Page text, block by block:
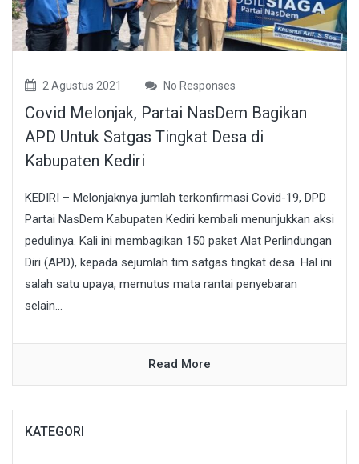
2 Agustus 2021 No Responses
Covid Melonjak, Partai NasDem Bagikan
APD Untuk Satgas Tingkat Desa di
Kabupaten Kediri
KEDIRI – Melonjaknya jumlah terkonfirmasi Covid-19, DPD
Partai NasDem Kabupaten Kediri kembali menunjukkan aksi
pedulinya. Kali ini membagikan 150 paket Alat Perlindungan
Diri (APD), kepada sejumlah tim satgas tingkat desa. Hal ini
salah satu upaya, memutus mata rantai penyebaran
selain...
Read More
KATEGORI